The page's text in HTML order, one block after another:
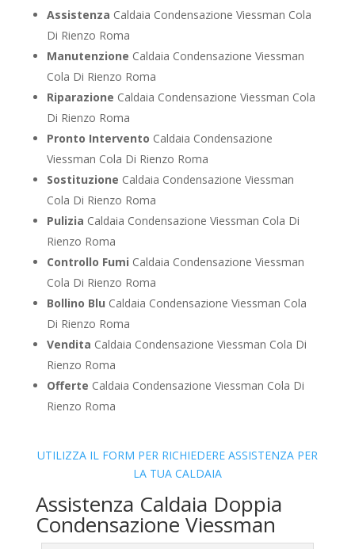
Assistenza Caldaia Condensazione Viessman Cola
Di Rienzo Roma
Manutenzione Caldaia Condensazione Viessman
Cola Di Rienzo Roma
Riparazione Caldaia Condensazione Viessman Cola
Di Rienzo Roma
Pronto Intervento Caldaia Condensazione
Viessman Cola Di Rienzo Roma
Sostituzione Caldaia Condensazione Viessman
Cola Di Rienzo Roma
Pulizia Caldaia Condensazione Viessman Cola Di
Rienzo Roma
Controllo Fumi Caldaia Condensazione Viessman
Cola Di Rienzo Roma
Bollino Blu Caldaia Condensazione Viessman Cola
Di Rienzo Roma
Vendita Caldaia Condensazione Viessman Cola Di
Rienzo Roma
Offerte Caldaia Condensazione Viessman Cola Di
Rienzo Roma
UTILIZZA IL FORM PER RICHIEDERE ASSISTENZA PER
LA TUA CALDAIA
Assistenza Caldaia Doppia
Condensazione Viessman